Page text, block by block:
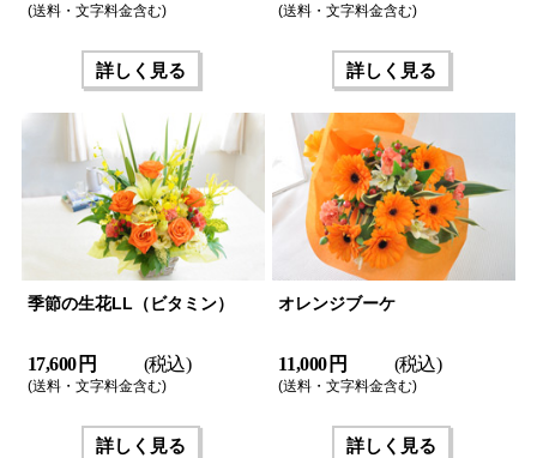
(送料・文字料金含む)
詳しく見る
(送料・文字料金含む)
詳しく見る
季節の生花LL（ビタミン）
17,600 円 (税込)
(送料・文字料金含む)
詳しく見る
オレンジブーケ
11,000 円 (税込)
(送料・文字料金含む)
詳しく見る